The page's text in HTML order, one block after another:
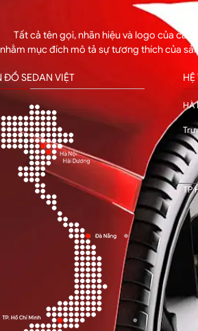
Tất cả tên gọi, nhãn hiệu và logo của
mục đích mô tả sự tương thích của sản
ĐỒ SEDAN VIỆT
HÀ
TP